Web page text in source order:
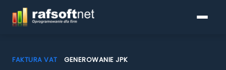
FAKTURA VAT GENEROWANIE JPK